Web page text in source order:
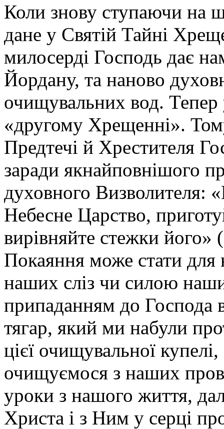
Коли знову ступаючи на
дане у Святій Тайні
милосерді Господь дає
Йордану, та наново
очищувальних вод. Тепер
«другому Хрещенні».
Предтечі й Хрестителя
заради якнайповнішого
духовного Визволителя:
Небесне Царство,
вирівняйте стежки
Покаяння може стати
наших сліз чи силою
припаданням до Господа
тягар, який ми набули
цієї очищувальної
очищуємося з наших
уроки з нашого життя,
Христа і з Ним у серці